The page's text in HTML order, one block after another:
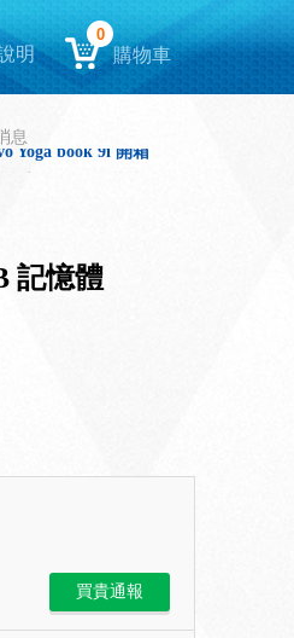
明
0
購物車
息
Yoga book 9i 開箱
Yoga book 9i 開箱
機迎春，好運龍來！
記憶體
買貴通報